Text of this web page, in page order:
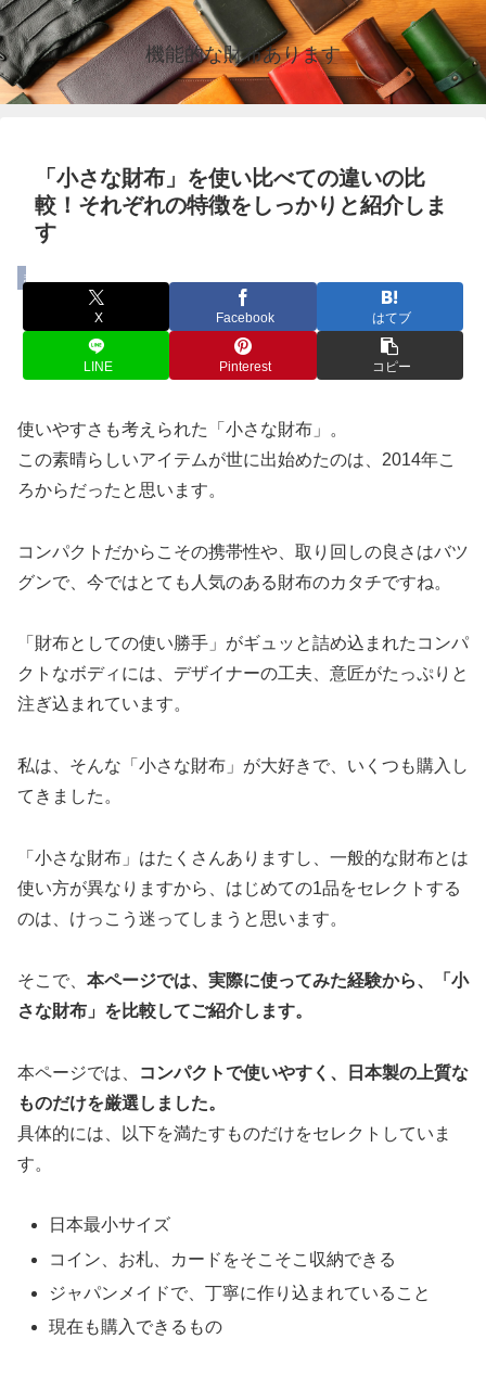
機能的な財布あります
「小さな財布」を使い比べての違いの比
較！それぞれの特徴をしっかりと紹介しま
す
まとめ
X Facebook はてブ
LINE Pinterest コピー
使いやすさも考えられた「小さな財布」。
この素晴らしいアイテムが世に出始めたのは、2014年こ
ろからだったと思います。
コンパクトだからこその携帯性や、取り回しの良さはバツ
グンで、今ではとても人気のある財布のカタチですね。
「財布としての使い勝手」がギュッと詰め込まれたコンパ
クトなボディには、デザイナーの工夫、意匠がたっぷりと
注ぎ込まれています。
私は、そんな「小さな財布」が大好きで、いくつも購入し
てきました。
「小さな財布」はたくさんありますし、一般的な財布とは
使い方が異なりますから、はじめての1品をセレクトする
のは、けっこう迷ってしまうと思います。
そこで、 本ページでは、実際に使ってみた経験から、「小
さな財布」を比較してご紹介します。
本ページでは、
コンパクトで使いやすく、日本製の上質な
ものだけを厳選しました。
具体的には、以下を満たすものだけをセレクトしていま
す。
日本最小サイズ
コイン、お札、カードをそこそこ収納できる
ジャパンメイドで、丁寧に作り込まれていること
現在も購入できるもの